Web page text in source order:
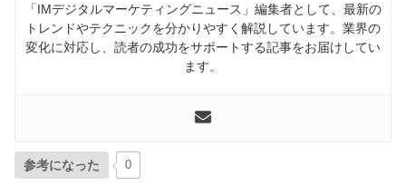
「IMデジタルマーケティングニュース」編集者として、最新の
トレンドやテクニックを分かりやすく解説しています。業界の
変化に対応し、読者の成功をサポートする記事をお届けしてい
ます。
参考になった 0